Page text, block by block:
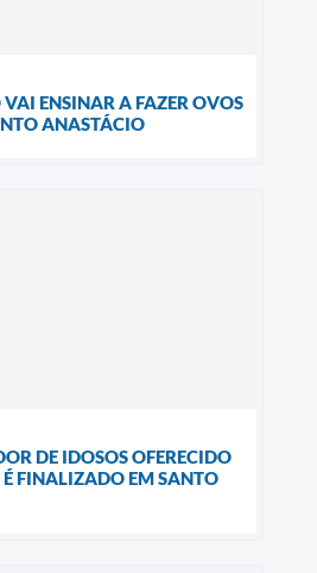
ENSINAR A FAZER OVOS
ANASTÁCIO
DE IDOSOS OFERECIDO
É FINALIZADO EM SANTO